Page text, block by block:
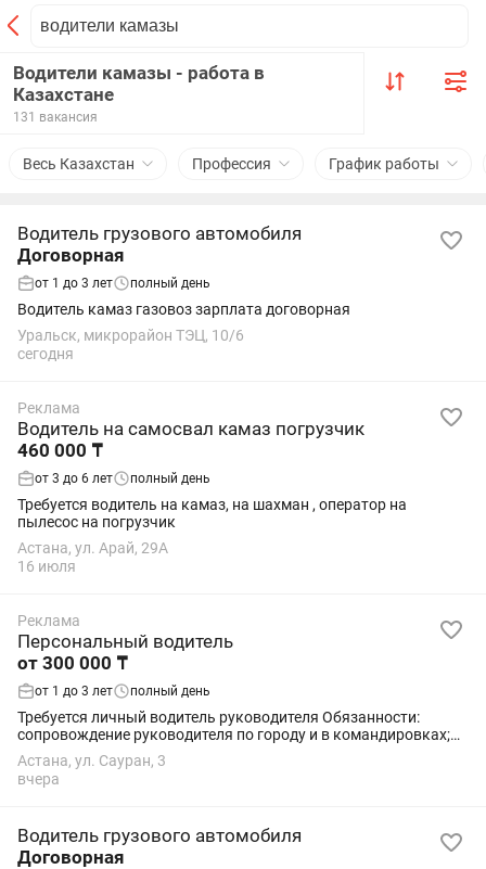
Водители камазы - работа в
Казахстане
131 вакансия
Весь Казахстан Профессия График работы
Водитель грузового автомобиля
Договорная
от 1 до 3 лет полный день
Водитель камаз газовоз зарплата договорная
Уральск, микрорайон ТЭЦ, 10/6
сегодня
Реклама
Водитель на самосвал камаз погрузчик
460 000 ₸
от 3 до 6 лет полный день
Требуется водитель на камаз, на шахман , оператор на
пылесос на погрузчик
Астана, ул. Арай, 29А
16 июля
Реклама
Персональный водитель
от 300 000 ₸
от 1 до 3 лет полный день
Требуется личный водитель руководителя Обязанности:
сопровождение руководителя по городу и в командировках;
управление легковым автомобилем и автомобилем КамАЗ
при необходимости; выполнение...
Астана, ул. Сауран, 3
вчера
Водитель грузового автомобиля
Договорная